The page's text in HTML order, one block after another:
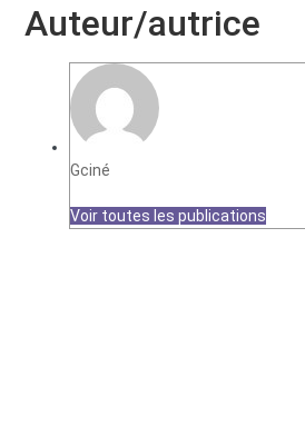
Auteur/autrice
Gciné
Voir toutes les publications